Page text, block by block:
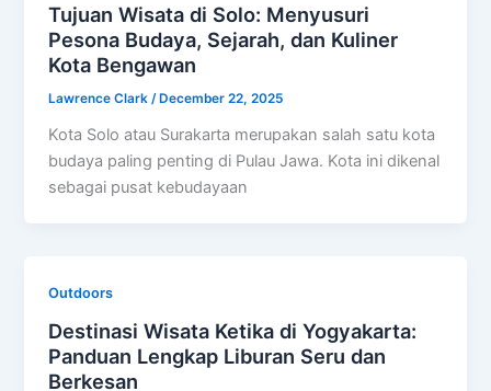
Tujuan Wisata di Solo: Menyusuri
Pesona Budaya, Sejarah, dan Kuliner
Kota Bengawan
Lawrence Clark /December 22, 2025
Kota Solo atau Surakarta merupakan salah satu kota
budaya paling penting di Pulau Jawa. Kota ini dikenal
sebagai pusat kebudayaan
Outdoors
Destinasi Wisata Ketika di Yogyakarta:
Panduan Lengkap Liburan Seru dan
Berkesan